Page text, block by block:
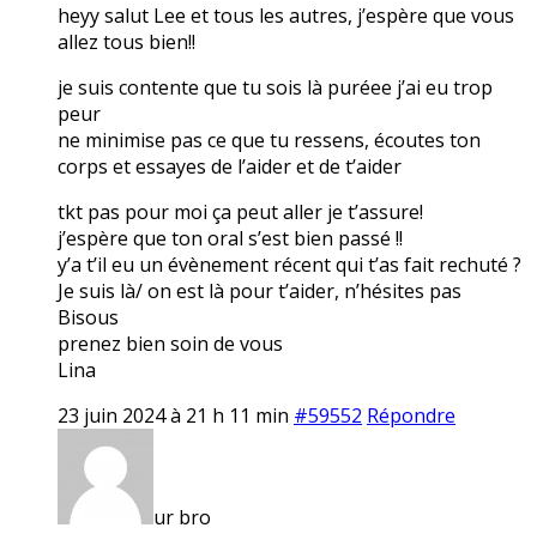
heyy salut Lee et tous les autres, j’espère que vous
allez tous bien!!
je suis contente que tu sois là puréee j’ai eu trop
peur
ne minimise pas ce que tu ressens, écoutes ton
corps et essayes de l’aider et de t’aider
tkt pas pour moi ça peut aller je t’assure!
j’espère que ton oral s’est bien passé !!
y’a t’il eu un évènement récent qui t’as fait rechuté ?
Je suis là/ on est là pour t’aider, n’hésites pas
Bisous
prenez bien soin de vous
Lina
23 juin 2024 à 21 h 11 min #59552 Répondre
ur bro